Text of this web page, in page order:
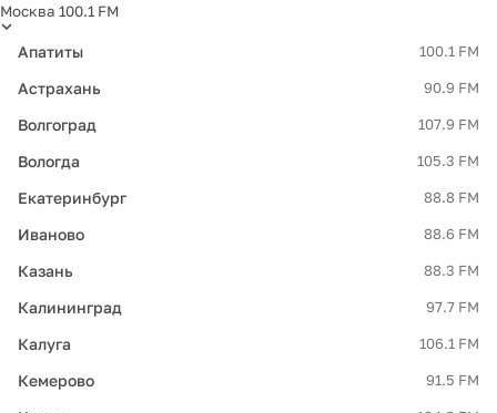
Москва 100.1 FM
Апатиты 100.1 FM
Астрахань 90.9 FM
Волгоград 107.9 FM
Вологда 105.3 FM
Екатеринбург 88.8 FM
Иваново 88.6 FM
Казань 88.3 FM
Калининград 97.7 FM
Калуга 106.1 FM
Кемерово 91.5 FM